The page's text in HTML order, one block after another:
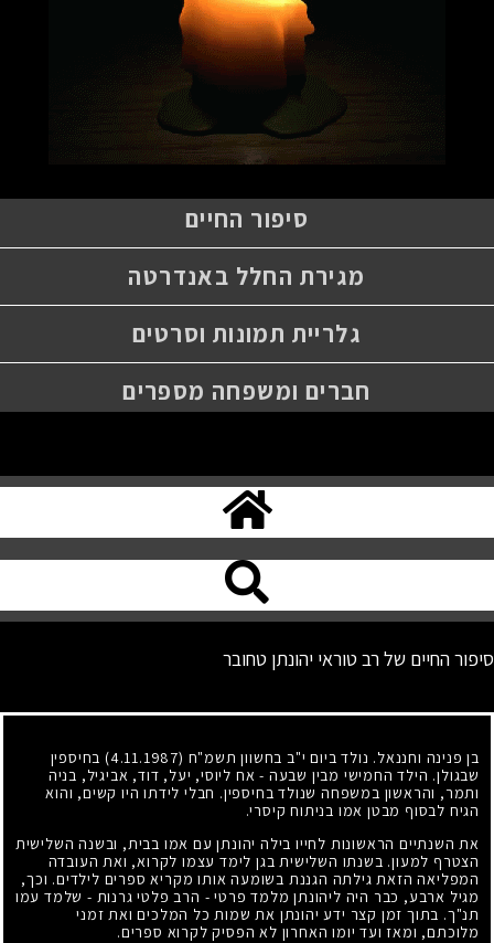
סיפור החיים
מגירת החלל באנדרטה
גלריית תמונות וסרטים
חברים ומשפחה מספרים
סיפור החיים של רב טוראי יהונתן טחובר
בן פנינה וחננאל. נולד ביום י"ב בחשוון תשמ"ח (4.11.1987)
בחיספין
שבגולן. הילד החמישי מבין שבעה - אח ליוסי, יעל, דוד, אביגיל, בניה
ותמר, והראשון במשפחה שנולד בחיספין. חבלי לידתו היו קשים, והוא
הגיח לבסוף מבטן אמו בניתוח קיסרי.
את השנתיים הראשונות לחייו בילה יהונתן עם אמו בבית, ובשנה השלישית
הצטרף למעון. בשנתו השלישית בגן לימד עצמו לקרוא, ואת העובדה
המפליאה הזאת גילתה הגננת בשומעה אותו מקריא ספרים לילדים. וכך,
מגיל ארבע, כבר היה ליהונתן מלמד פרטי - הרב פלטי גרנות - שלמד עמו
תנ"ך. בתוך זמן קצר ידע יהונתן את שמות כל המלכים ואת זמני
מלוכתם, ומאז ועד יומו האחרון לא הפסיק לקרוא ספרים.